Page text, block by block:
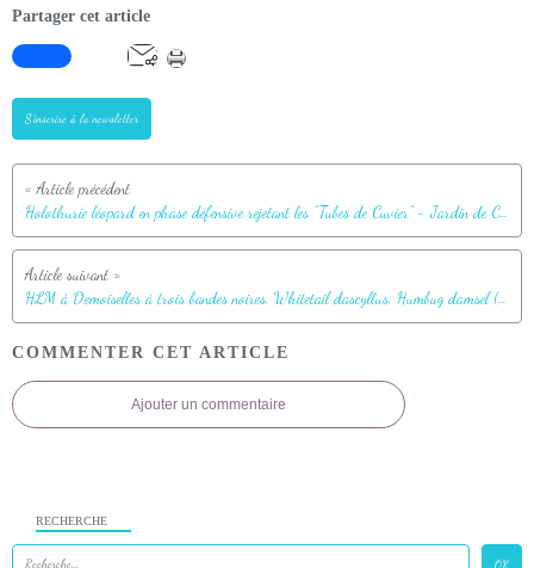
Partager cet article
S'inscrire à la newsletter
Holothurie léopard en phase défensive rejetant les "Tubes de Cuvier" - Jardin de Corail - Motu Tautau - Taha'a - Polynésie française
HLM à Demoiselles à trois bandes noires, Whitetail dascyllus, Humbug damsel (Dascyllus aruanus) - Jardin de Corail - Motu Tautau - Taha'a - Polynésie française
COMMENTER CET ARTICLE
Ajouter un commentaire
RECHERCHE